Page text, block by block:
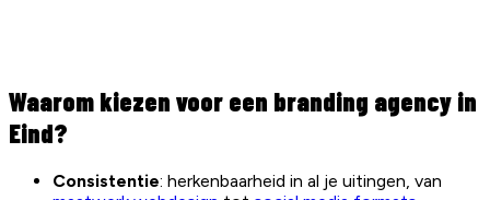
Waarom kiezen voor een branding agency in
Eind?
Consistentie: herkenbaarheid in al je uitingen, van